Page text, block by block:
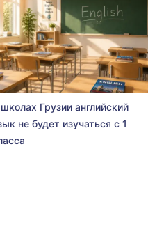
Грузии английский
не будет изучаться с 1